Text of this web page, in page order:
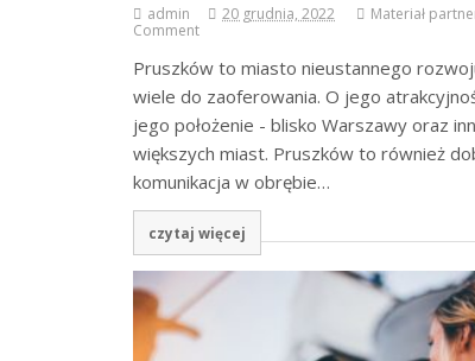
admin 20 grudnia, 2022 Materiał
Comment
Pruszków to miasto nieustannego
wiele do zaoferowania. O jego
jego położenie - blisko Warszawy oraz
większych miast. Pruszków to również
komunikacja w obrębie…
czytaj więcej